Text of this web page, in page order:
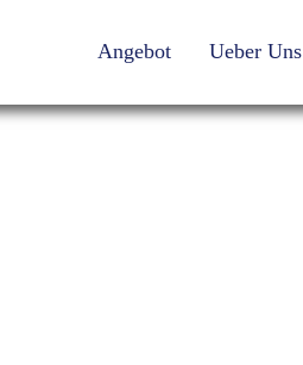
Angebot Ueber Uns